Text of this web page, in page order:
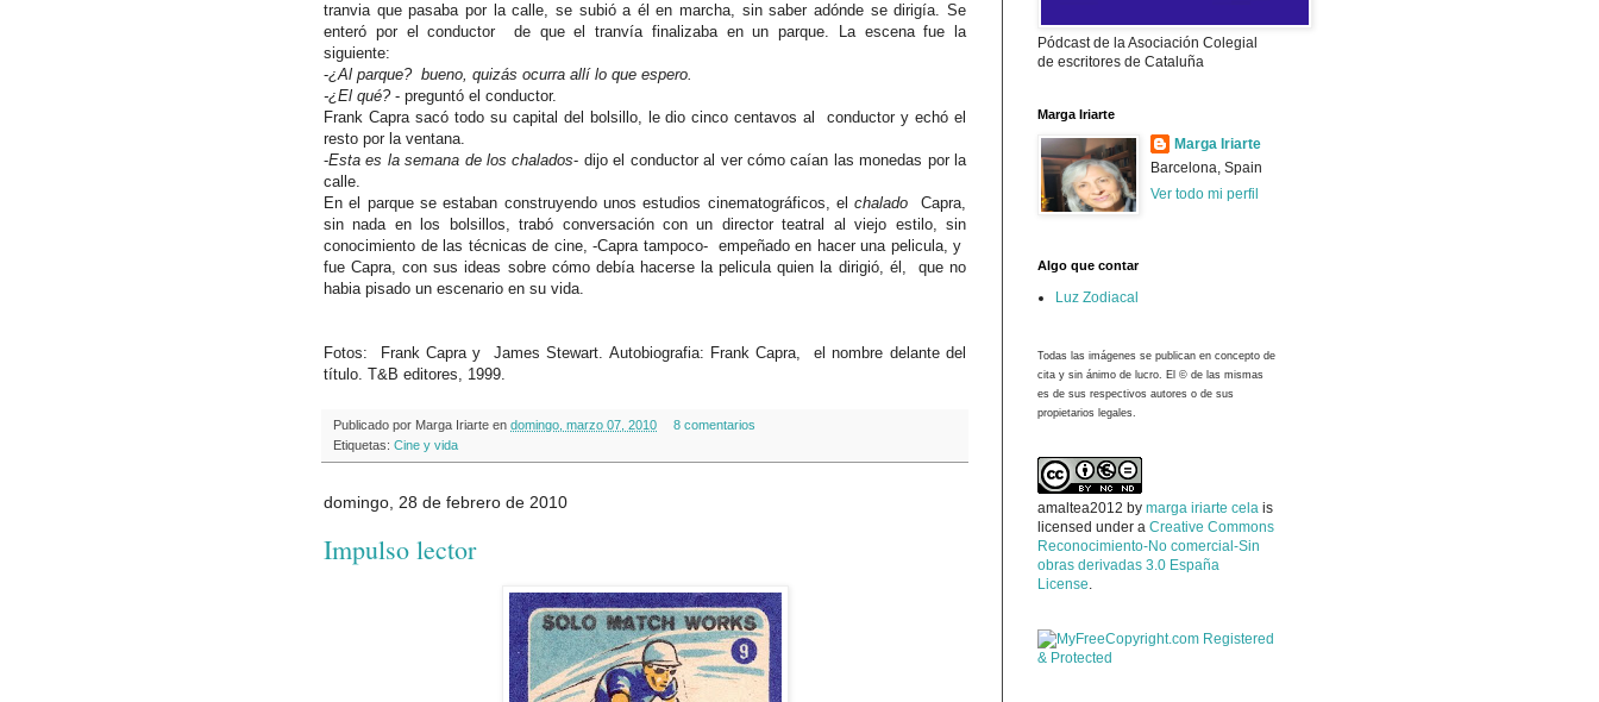
tranvia que pasaba por la calle, se subió a él en marcha, sin saber adónde se dirigía. Se
enteró por el conductor de que el tranvía finalizaba en un parque. La escena fue la
siguiente:
-¿Al parque? bueno, quizás ocurra allí lo que espero.
-¿El qué? - preguntó el conductor.
Frank Capra sacó todo su capital del bolsillo, le dio cinco centavos al conductor y echó el
resto por la ventana.
-Esta es la semana de los chalados- dijo el conductor al ver cómo caían las monedas por la
calle.
En el parque se estaban construyendo unos estudios cinematográficos, elchalado Capra,
sin nada en los bolsillos, trabó conversación con un director teatral al viejo estilo, sin
conocimiento de las técnicas de cine, -Capra tampoco- empeñado en hacer una pelicula, y
fue Capra, con sus ideas sobre cómo debía hacerse la pelicula quien la dirigió, él, que no
habia pisado un escenario en su vida.
Fotos: Frank Capra y James Stewart. Autobiografia: Frank Capra, el nombre delante del
título. T&B editores, 1999.
Publicado por Marga Iriarte en domingo, marzo 07, 2010
8 comentarios
Etiquetas: Cine y vida
domingo, 28 de febrero de 2010
Impulso lector
Pódcast de la Asociación Colegial
de escritores de Cataluña
Marga Iriarte
Marga Iriarte
Barcelona, Spain
Ver todo mi perfil
Algo que contar
Luz Zodiacal
Todas las imágenes se publican en concepto de
cita y sin ánimo de lucro. El © de las mismas
es de sus respectivos autores o de sus
propietarios legales.
amaltea2012 by marga iriarte cela is
licensed under a Creative Commons
Reconocimiento-No comercial-Sin
obras derivadas 3.0 España
License.